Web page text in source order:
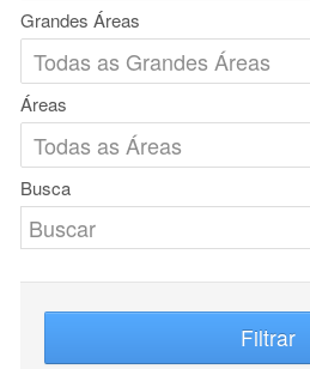
Grandes Áreas
Áreas
Busca
Filtrar